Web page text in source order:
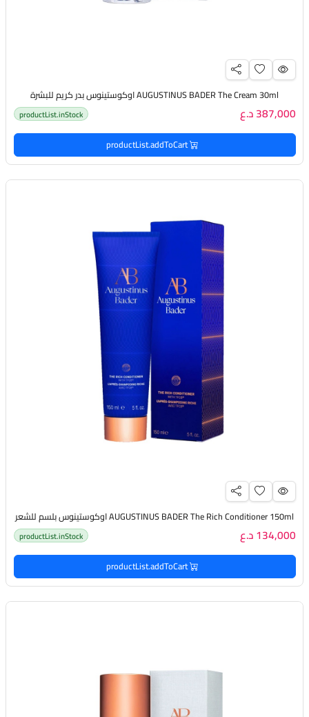
AUGUSTINUS BADER The Cream 30ml اوكوستينوس بدر كريم للبشرة
387,000 د.ع productList.inStock
productList.addToCart
AUGUSTINUS BADER The Rich Conditioner 150ml اوكوستينوس بلسم للشعر
134,000 د.ع productList.inStock
productList.addToCart